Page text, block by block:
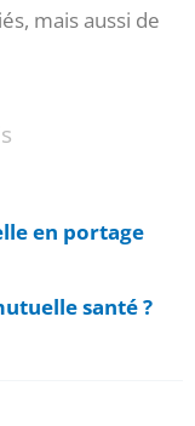
mais aussi de
en portage
santé ?